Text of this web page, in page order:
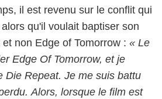
il est revenu sur le conflit qui
qu'il voulait baptiser son
non Edge of Tomorrow : « Le
Edge Of Tomorrow, et je
Die Repeat. Je me suis battu
Alors, lorsque le film est